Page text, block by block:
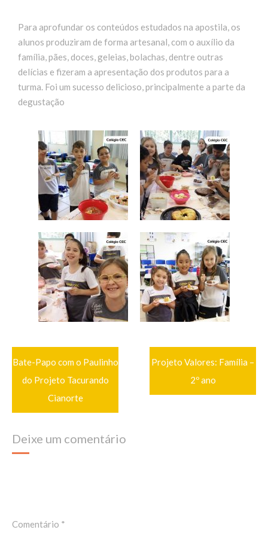
Para aprofundar os conteúdos estudados na apostila, os
alunos produziram de forma artesanal, com o auxílio da
família, pães, doces, geleias, bolachas, dentre outras
delícias e fizeram a apresentação dos produtos para a
turma. Foi um sucesso delicioso, principalmente a parte da
degustação
de
Post
Bate-Papo com o Paulinho
do Projeto Tacurando
Cianorte
Projeto Valores: Família –
2º ano
Deixe um comentário
Comentário *